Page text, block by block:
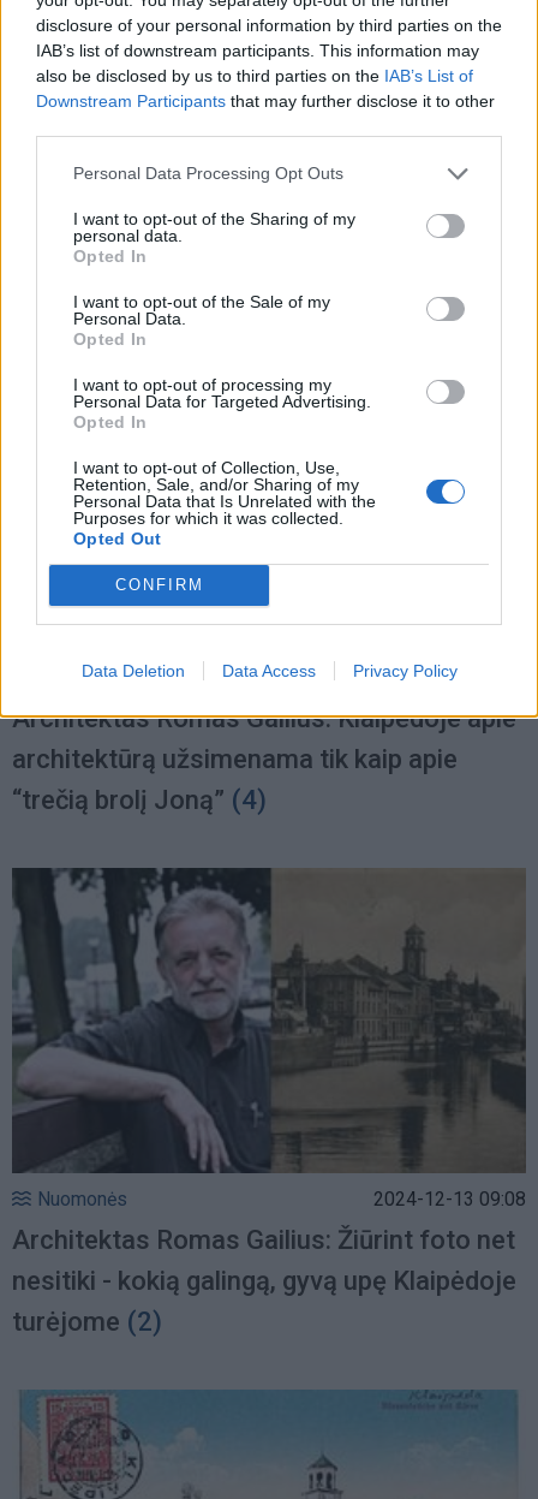
disclosure of your personal information by third parties on the
IAB’s list of downstream participants. This information may
also be disclosed by us to third parties on the IAB’s List of
Downstream Participants that may further disclose it to other
Personal Data Processing Opt Outs
I want to opt-out of the Sharing of my
personal data.
Opted In
I want to opt-out of the Sale of my
Personal Data.
Opted In
I want to opt-out of processing my
Personal Data for Targeted Advertising.
Opted In
I want to opt-out of Collection, Use,
Retention, Sale, and/or Sharing of my
Personal Data that Is Unrelated with the
Purposes for which it was collected.
Opted Out
CONFIRM
Data Deletion Data Access Privacy Policy
Renginiai
Dvi architektūros parodos Klaipėdoje
Nuomonės 2025-05-28 08:50
Architektas Romas Gailius: Klaipėdoje apie
architektūrą užsimenama tik kaip apie
“trečią brolį Joną” (4)
Nuomonės 2024-12-13 09:08
Architektas Romas Gailius: Žiūrint foto net
nesitiki - kokią galingą, gyvą upę Klaipėdoje
turėjome (2)